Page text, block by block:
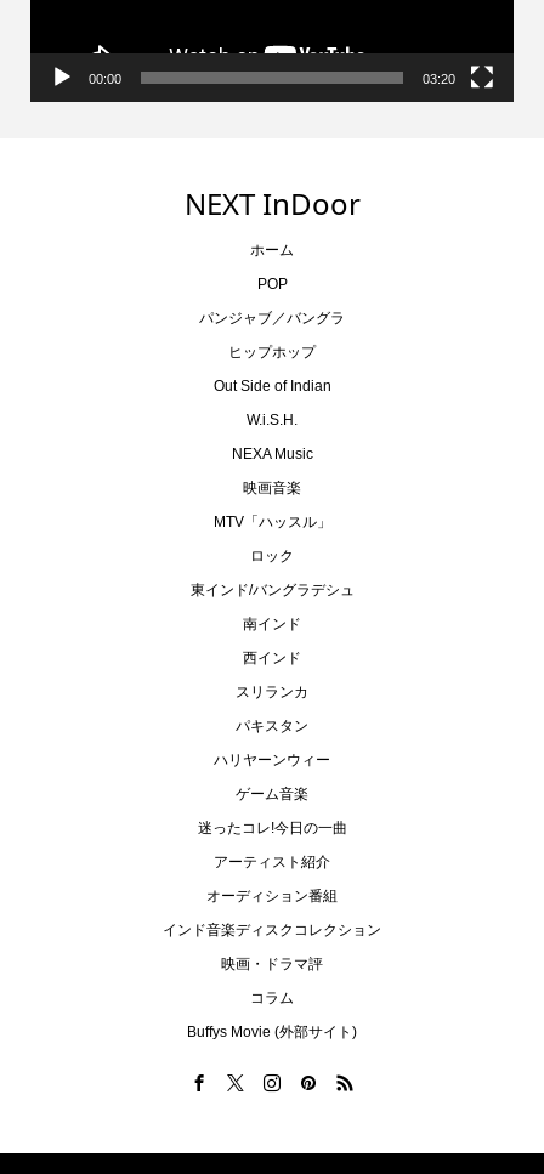
00:00 03:20
NEXT InDoor
ホーム
POP
パンジャブ／バングラ
ヒップホップ
Out Side of Indian
W.i.S.H.
NEXA Music
映画音楽
MTV「ハッスル」
ロック
東インド/バングラデシュ
南インド
西インド
スリランカ
パキスタン
ハリヤーンウィー
ゲーム音楽
迷ったコレ!今日の一曲
アーティスト紹介
オーディション番組
インド音楽ディスクコレクション
映画・ドラマ評
コラム
Buffys Movie (外部サイト)